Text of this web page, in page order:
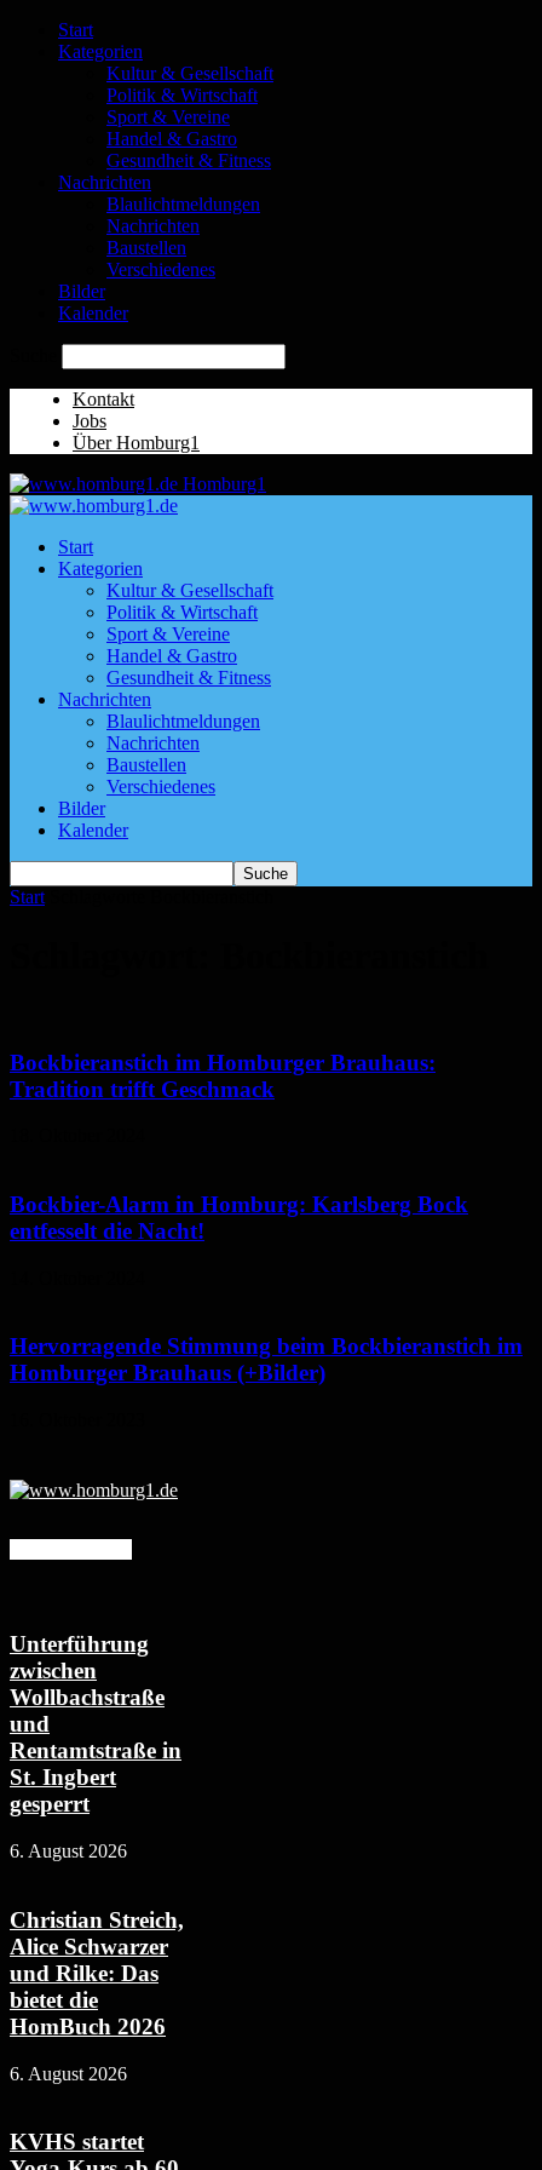
Start
Kategorien
Kultur & Gesellschaft
Politik & Wirtschaft
Sport & Vereine
Handel & Gastro
Gesundheit & Fitness
Nachrichten
Blaulichtmeldungen
Nachrichten
Baustellen
Verschiedenes
Bilder
Kalender
Kontakt
Jobs
Über Homburg1
Homburg1
Start
Kategorien
Kultur & Gesellschaft
Politik & Wirtschaft
Sport & Vereine
Handel & Gastro
Gesundheit & Fitness
Nachrichten
Blaulichtmeldungen
Nachrichten
Baustellen
Verschiedenes
Bilder
Kalender
Start
Bockbieranstich im Homburger Brauhaus:
Tradition trifft Geschmack
Bockbier-Alarm in Homburg: Karlsberg Bock
entfesselt die Nacht!
Hervorragende Stimmung beim Bockbieranstich im
Homburger Brauhaus (+Bilder)
Unterführung
zwischen
Wollbachstraße
und
Rentamtstraße in
St. Ingbert
gesperrt
6. August 2026
Christian Streich,
Alice Schwarzer
und Rilke: Das
bietet die
HomBuch 2026
6. August 2026
KVHS startet